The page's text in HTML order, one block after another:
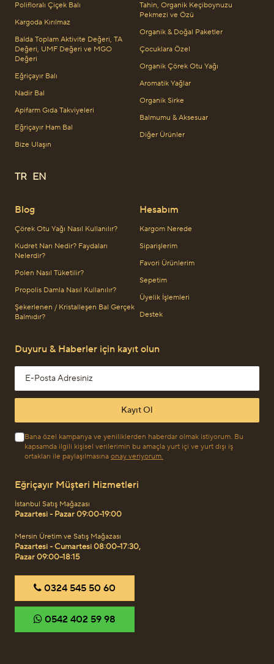
Polifloralı Çiçek Balı
Kargoda Kırılmaz
Balda Toplam Aktivite Değeri, TA
Değeri, UMF Değeri ve MGO
Değeri
Eğriçayır Balı
Nadir Bal
Apifarm Gıda Takviyeleri
Eğriçayır Ham Bal
Bize Ulaşın
TR EN
Blog
Çörek Otu Yağı Nasıl Kullanılır?
Kudret Narı Nedir? Faydaları
Nelerdir?
Polen Nasıl Tüketilir?
Propolis Damla Nasıl Kullanılır?
Şekerlenen / Kristalleşen Bal Gerçek
Balmıdır?
Tahin, Organik Keçiboynuzu
Pekmezi ve Özü
Organik & Doğal Paketler
Çocuklara Özel
Organik Çörek Otu Yağı
Aromatik Yağlar
Organik Sirke
Balmumu & Aksesuar
Diğer Ürünler
Hesabım
Kargom Nerede
Siparişlerim
Favori Ürünlerim
Sepetim
Üyelik İşlemleri
Destek
Duyuru & Haberler için kayıt olun
Email address
Kayıt Ol
Bana özel kampanya ve yeniliklerden haberdar olmak istiyorum. Bu
kapsamda ilgili kişisel verilerimin bu amaçla yurt içi ve yurt dışı iş
ortakları ile paylaşılmasına onay veriyorum.
Eğriçayır Müşteri Hizmetleri
İstanbul Satış Mağazası
Pazartesi - Pazar 09:00-19:00
Mersin Üretim ve Satış Mağazası
Pazartesi - Cumartesi 08:00–17:30,
Pazar 09:00–18:15
‎0324 545 50 60
‎0542 402 59 98